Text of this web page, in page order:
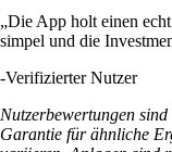
„Die App holt einen
simpel und die
-Verifizierter Nutzer
Nutzerbewertungen
Garantie für ähnliche